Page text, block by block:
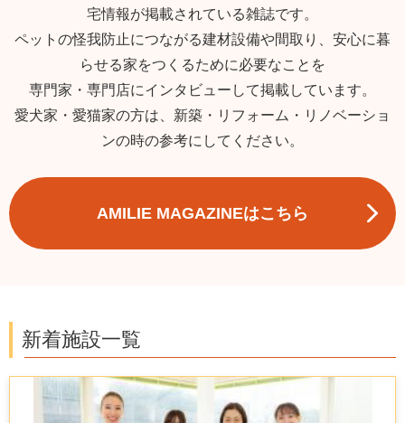
宅情報が掲載されている雑誌です。
ペットの怪我防止につながる建材設備や間取り、安心に暮
らせる家をつくるために必要なことを
専門家・専門店にインタビューして掲載しています。
愛犬家・愛猫家の方は、新築・リフォーム・リノベーショ
ンの時の参考にしてください。
AMILIE MAGAZINEはこちら
新着施設一覧